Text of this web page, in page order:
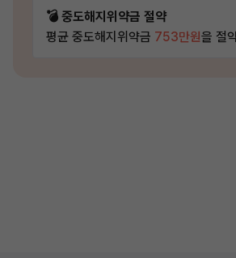
💣 중도해지위약금 절약
평균 중도해지위약금 753만원을 절